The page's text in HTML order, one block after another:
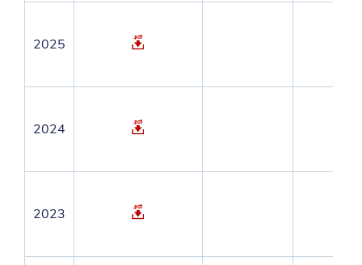
2025
2024
2023